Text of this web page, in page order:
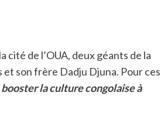
cité de l’OUA, deux géants de la
et son frère Dadju Djuna. Pour ces
la culture congolaise à